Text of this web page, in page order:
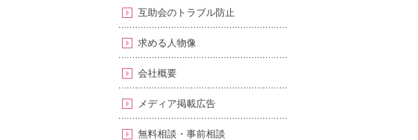
互助会のトラブル防止
求める人物像
会社概要
メディア掲載広告
無料相談・事前相談